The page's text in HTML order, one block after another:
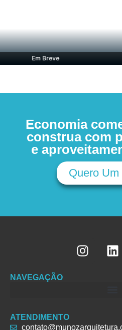
Em Breve
Economia
construa com
e
Quero
NAVEGAÇÃO
ATENDIMENTO